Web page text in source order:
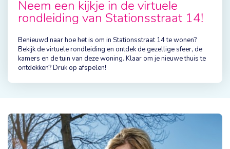
Neem een kijkje in de virtuele
rondleiding van Stationsstraat 14!
Benieuwd naar hoe het is om in Stationsstraat 14 te wonen?
Bekijk de virtuele rondleiding en ontdek de gezellige sfeer, de
kamers en de tuin van deze woning. Klaar om je nieuwe thuis te
ontdekken? Druk op afspelen!